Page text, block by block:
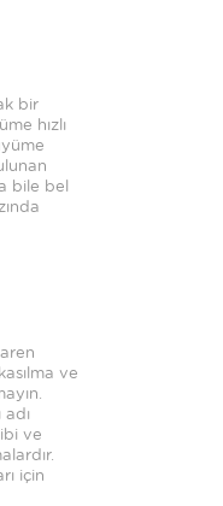
bir
hızlı
bile bel
ve
ve
için